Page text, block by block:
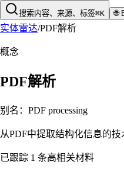
搜索内容、来源、标签⌘K 🌐
实体雷达/PDF解析
概念
PDF解析
别名： PDF processing
从PDF中提取结构化信息的技
已跟踪 1 条高相关材料